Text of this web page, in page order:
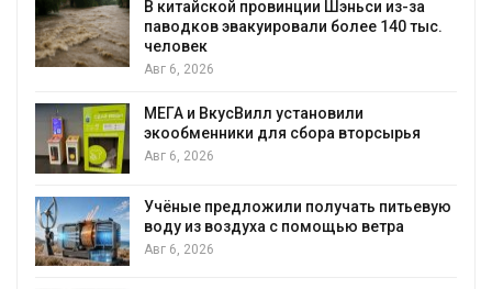
В китайской провинции Шэньси из-за
паводков эвакуировали более 140 тыс.
человек
Авг 6, 2026
МЕГА и ВкусВилл установили
экообменники для сбора вторсырья
Авг 6, 2026
Учёные предложили получать питьевую
воду из воздуха с помощью ветра
Авг 6, 2026